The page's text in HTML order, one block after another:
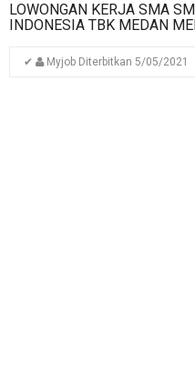
LOWONGAN KERJA SMA
INDONESIA TBK MEDAN
✔ Myjob Diterbitkan 5/05/2021